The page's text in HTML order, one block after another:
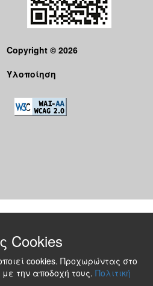
Copyright © 2026
Υλοποίηση
Cookies
cookies. Προχωρώντας στο
την αποδοχή τους. Πολιτική